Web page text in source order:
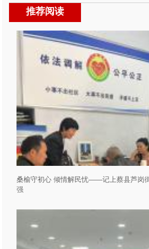
推荐阅读
桑榆守初心 倾情解民忧——记上蔡县芦岗
强